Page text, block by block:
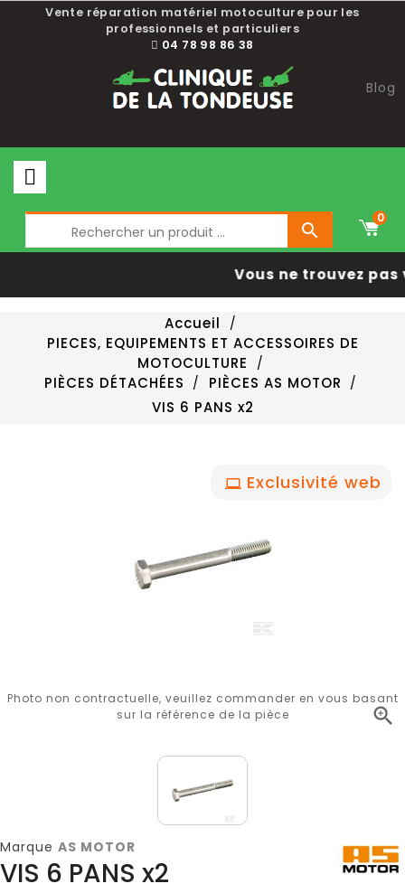
Vente réparation matériel motoculture pour les
professionnels et particuliers
04 78 98 86 38
Blog

0
Vous ne trouvez
Accueil
PIECES, EQUIPEMENTS ET ACCESSOIRES DE
MOTOCULTURE
PIÈCES DÉTACHÉES
PIÈCES AS MOTOR
VIS 6 PANS x2
Exclusivité web

Photo non contractuelle, veuillez commander en vous basant
sur la référence de la pièce
Marque AS MOTOR
VIS 6 PANS x2